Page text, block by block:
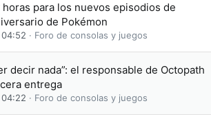
horas para los nuevos episodios de
de Pokémon
Foro de consolas y juegos
decir nada”: el responsable de Octopath
entrega
Foro de consolas y juegos